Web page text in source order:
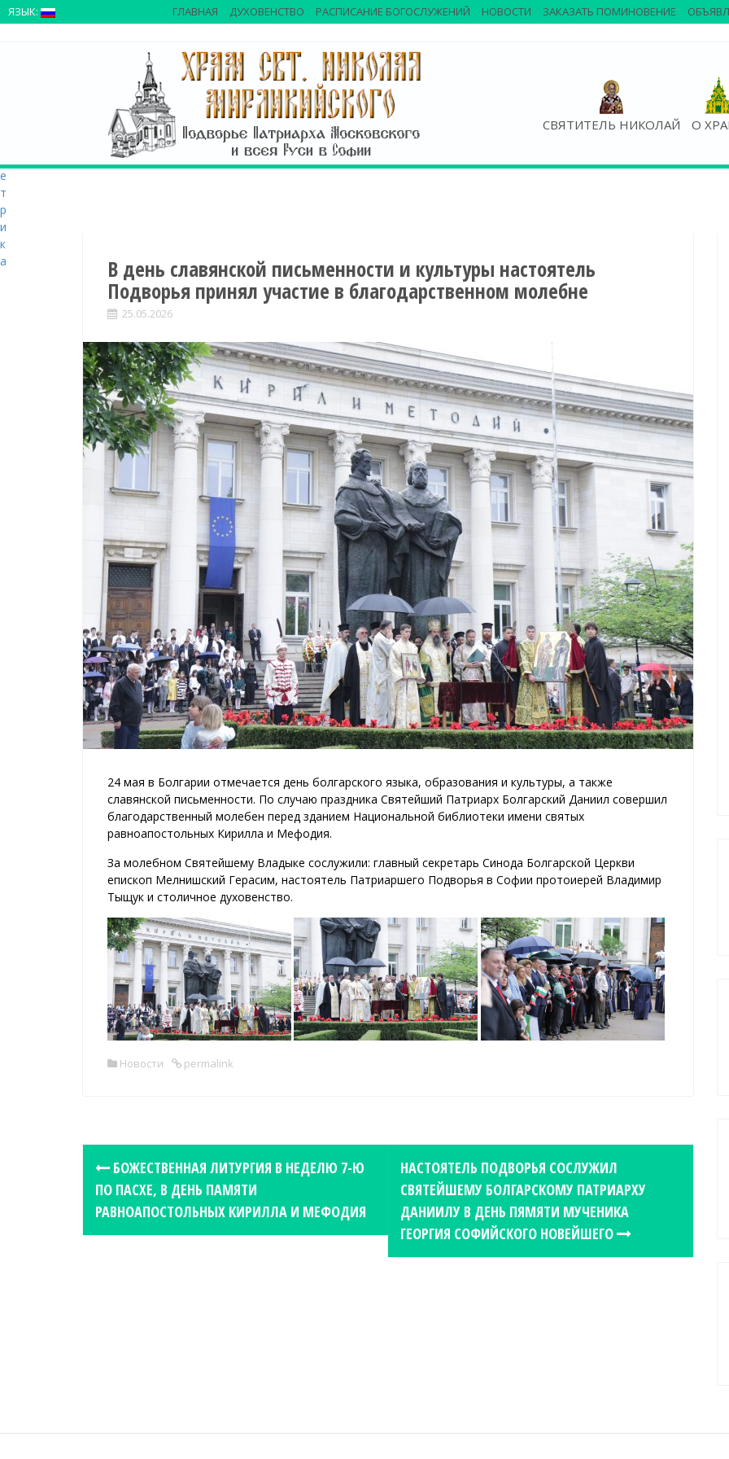
S
n
t
e
n
t
СВЯТИТЕЛЬ НИКОЛАЙ О
ГЛАВНАЯ ДУХОВЕНСТВО РАСПИСАНИЕ БОГОСЛУЖЕНИЙ НОВОСТИ ЗАКАЗАТЬ ПОМИНОВЕНИЕ
ЯЗЫК:
В день славянской письменности и культуры настоятель
Подворья принял участие в благодарственном молебне
25.05.2026
24 мая в Болгарии отмечается день болгарского языка, образования и культуры, а также
славянской письменности. По случаю праздника Святейший Патриарх Болгарский Даниил совершил
благодарственный молебен перед зданием Национальной библиотеки имени святых
равноапостольных Кирилла и Мефодия.
За молебном Святейшему Владыке сослужили: главный секретарь Синода Болгарской Церкви
епископ Мелнишский Герасим, настоятель Патриаршего Подворья в Софии протоиерей Владимир
Тыщук и столичное духовенство.
Новости permalink
t
o
БОЖЕСТВЕННАЯ ЛИТУРГИЯ В НЕДЕЛЮ 7-Ю
ПО ПАСХЕ, В ДЕНЬ ПАМЯТИ
РАВНОАПОСТОЛЬНЫХ КИРИЛЛА И МЕФОДИЯ
НАСТОЯТЕЛЬ ПОДВОРЬЯ СОСЛУЖИЛ
СВЯТЕЙШЕМУ БОЛГАРСКОМУ ПАТРИАРХУ
ДАНИИЛУ В ДЕНЬ ПЯМЯТИ МУЧЕНИКА
ГЕОРГИЯ СОФИЙСКОГО НОВЕЙШЕГО